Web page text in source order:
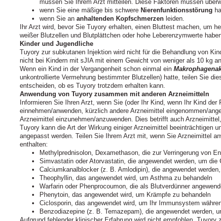
müssen Sie Ihrem Arzt mitteilen. Diese Faktoren müssen
wenn Sie eine mäßige bis schwere Nierenfunktionsstörung
wenn Sie an anhaltenden Kopfschmerzen leiden.
Ihr Arzt wird, bevor Sie Tuyory erhalten, einen Bluttest machen, um
weißer Blutzellen und Blutplättchen oder hohe Leberenzymwerte
Kinder und Jugendliche
Tuyory zur subkutanen Injektion wird nicht für die Behandlung von
nicht bei Kindern mit sJIA mit einem Gewicht von weniger als 10 kg
Wenn ein Kind in der Vergangenheit schon einmal ein
unkontrollierte Vermehrung bestimmter Blutzellen) hatte, teilen Sie
entscheiden, ob es Tuyory trotzdem erhalten kann.
Anwendung von Tuyory zusammen mit anderen Arzneimitteln
Informieren Sie Ihren Arzt, wenn Sie (oder Ihr Kind, wenn Ihr Kind
einnehmen/anwenden, kürzlich andere Arzneimittel eingenommen/
Arzneimittel einzunehmen/anzuwenden. Dies betrifft auch
Tuyory kann die Art der Wirkung einiger Arzneimittel beeinträchtigen
angepasst werden. Teilen Sie Ihrem Arzt mit, wenn Sie Arzneimittel
enthalten:
Methylprednisolon, Dexamethason, die zur Verringerung von
Simvastatin oder Atorvastatin, die angewendet werden, um die
Calciumkanalblocker (z. B. Amlodipin), die angewendet
Theophyllin, das angewendet wird, um Asthma zu behandeln
Warfarin oder Phenprocoumon, die als Blutverdünner
Phenytoin, das angewendet wird, um Krämpfe zu behandeln
Ciclosporin, das angewendet wird, um Ihr Immunsystem
Benzodiazepine (z. B. Temazepam), die angewendet werden,